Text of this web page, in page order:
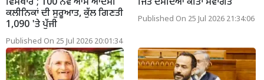
ਵਿਸਥਾਰ ; 100 ਨਵੇਂ ਆਮ ਆਦਮੀ
ਕਲੀਨਿਕਾਂ ਦੀ ਸੁਰੂਆਤ, ਕੁੱਲ ਗਿਣਤੀ
1,090 'ਤੇ ਪੁੱਜੀ
Published On 25 Jul 2026 20:01:34
ਜਿੱਤ ਦੱਸਦਿਆਂ ਕੀਤਾ ਸਵਾਗਤ
Published On 25 Jul 2026 21:34:06